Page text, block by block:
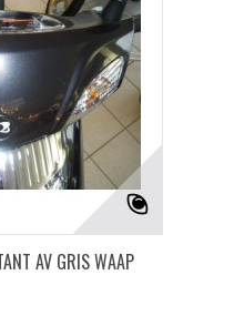
AV GRIS WAAP